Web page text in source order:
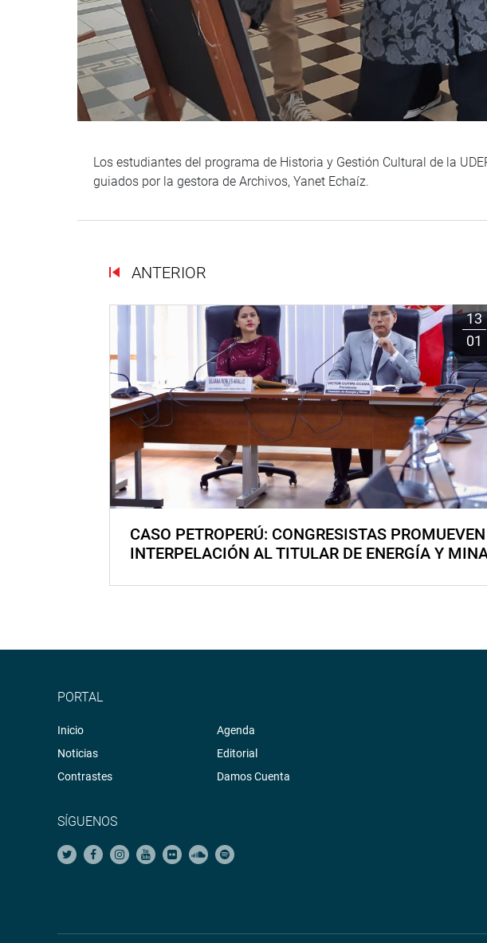
Los estudiantes del programa de Historia y Gestión Cultural de la
guiados por la gestora de Archivos, Yanet Echaíz.
ANTERIOR
13
01
CASO PETROPERÚ: CONGRESISTAS PROMUEVEN
INTERPELACIÓN AL TITULAR DE ENERGÍA Y
PORTAL
Inicio
Noticias
Contrastes
Agenda
Editorial
Damos Cuenta
SÍGUENOS